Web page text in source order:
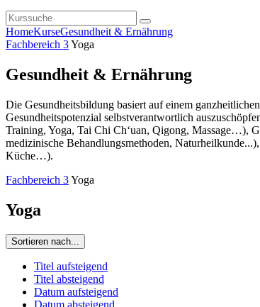
HomeKurseGesundheit & Ernährung
Fachbereich 3Yoga
Gesundheit & Ernährung
Die Gesundheitsbildung basiert auf einem
Gesundheitspotenzial selbstverantwortlich
Training, Yoga, Tai Chi Ch‘uan, Qigong, Massage…),
medizinische Behandlungsmethoden,
Küche…).
Fachbereich 3Yoga
Yoga
Sortieren nach...
Titel aufsteigend
Titel absteigend
Datum aufsteigend
Datum absteigend